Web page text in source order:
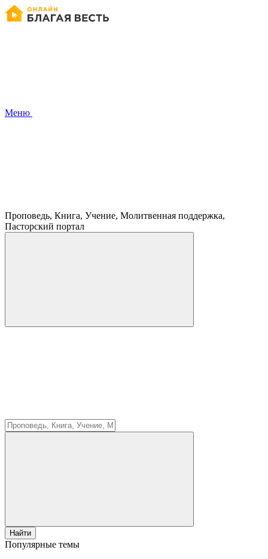
Меню
Проповедь, Книга, Учение, Молитвенная поддержка,
Пасторский портал
Найти
Популярные темы